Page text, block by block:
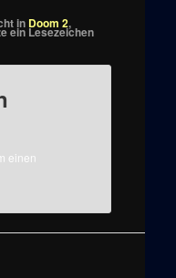
in Doom 2,
ein Lesezeichen
einen